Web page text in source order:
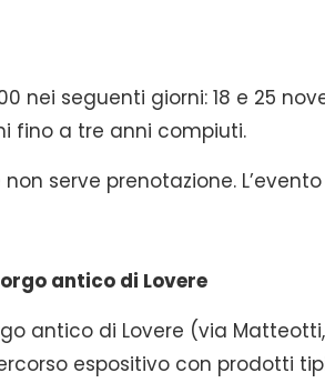
nei seguenti giorni: 18 e 25
fino a tre anni compiuti.
serve prenotazione.
antico di Lovere
antico di Lovere (via
espositivo con prodotti